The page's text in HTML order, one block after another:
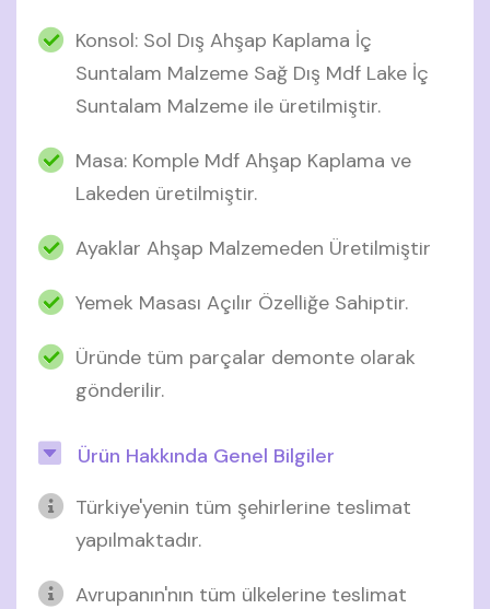
Konsol: Sol Dış Ahşap Kaplama İç
Suntalam Malzeme Sağ Dış Mdf Lake İç
Suntalam Malzeme ile üretilmiştir.
Masa: Komple Mdf Ahşap Kaplama ve
Lakeden üretilmiştir.
Ayaklar Ahşap Malzemeden Üretilmiştir
Yemek Masası Açılır Özelliğe Sahiptir.
Üründe tüm parçalar demonte olarak
gönderilir.
Ürün Hakkında Genel Bilgiler
Türkiye'yenin tüm şehirlerine teslimat
yapılmaktadır.
Avrupanın'nın tüm ülkelerine teslimat